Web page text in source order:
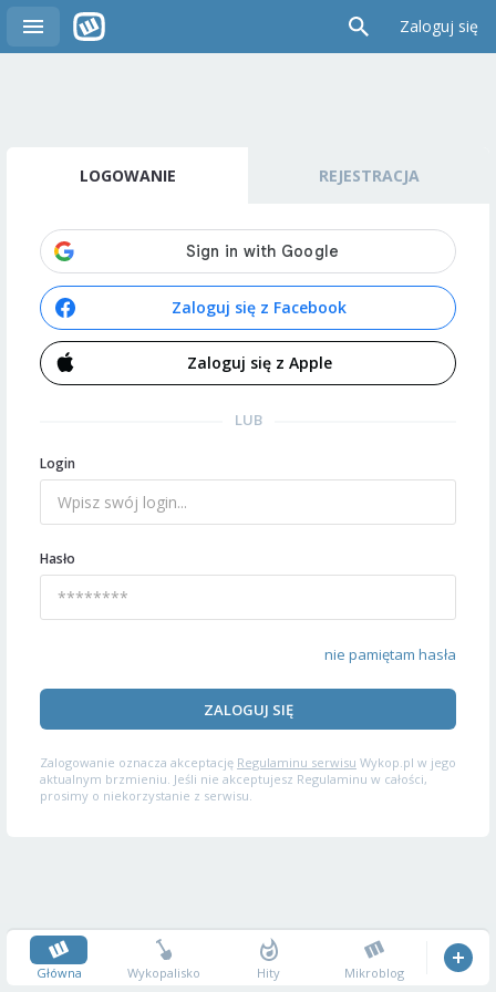
Zaloguj się
LOGOWANIE REJESTRACJA
Zaloguj się z Facebook
Zaloguj się z Apple
LUB
Login
Hasło
nie pamiętam hasła
ZALOGUJ SIĘ
Zalogowanie oznacza akceptację Regulaminu serwisu Wykop.pl w jego
aktualnym brzmieniu. Jeśli nie akceptujesz Regulaminu w całości,
prosimy o niekorzystanie z serwisu.
Główna Wykopalisko Hity Mikroblog